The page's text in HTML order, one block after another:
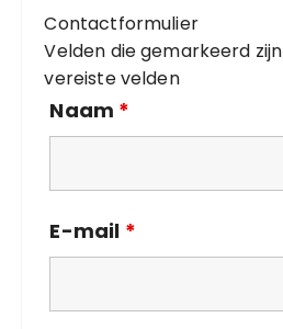
e
ë
n
Contactformulier
Velden die gemarkeerd
vereiste velden
Naam *
E-mail *